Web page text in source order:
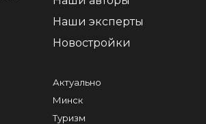
Наши эксперты
Новостройки
Актуально
Минск
Туризм